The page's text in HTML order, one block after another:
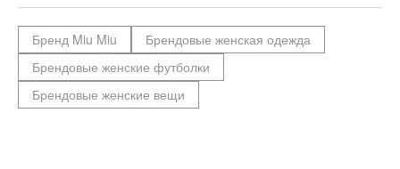
Бренд Miu Miu
Брендовые женская одежда
Брендовые женские футболки
Брендовые женские вещи